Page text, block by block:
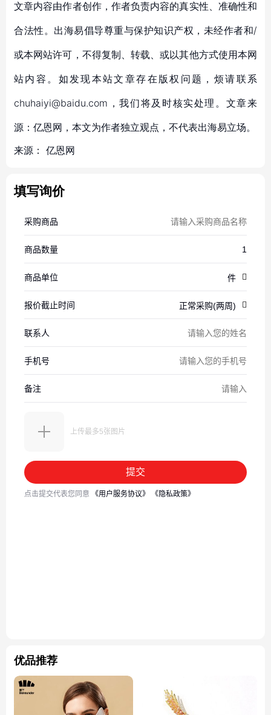
文章内容由作者创作，作者负责内容的真实性、准确性和
合法性。出海易倡导尊重与保护知识产权，未经作者和/
或本网站许可，不得复制、转载、或以其他方式使用本网
站内容。如发现本站文章存在版权问题，烦请联系
chuhaiyi@baidu.com，我们将及时核实处理。文章来
源：亿恩网，本文为作者独立观点，不代表出海易立场。
来源： 亿恩网
填写询价
优品推荐